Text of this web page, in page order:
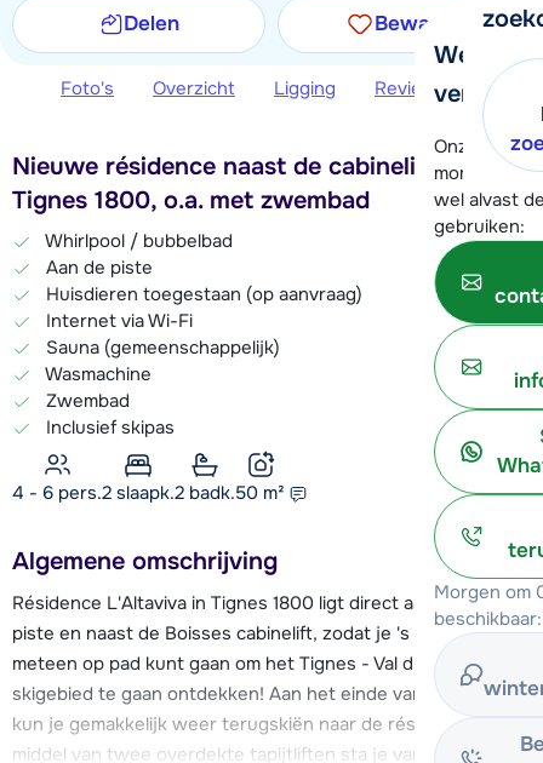
We
verder!
Onze
moment
wel alvast
gebruiken:
Morgen om
beschikbaar:
Delen Bewaren
Foto's Overzicht Ligging Reviews
Nieuwe résidence naast de cabinelift in
Tignes 1800, o.a. met zwembad
Whirlpool / bubbelbad
Aan de piste
Huisdieren toegestaan (op aanvraag)
Internet via Wi-Fi
Sauna (gemeenschappelijk)
Wasmachine
Zwembad
Inclusief skipas
4 - 6 pers.2 slaapk.2 badk.50 m²
Algemene omschrijving
Résidence L'Altaviva in Tignes 1800 ligt direct aan de blauwe
piste en naast de Boisses cabinelift, zodat je 's ochtends
meteen op pad kunt gaan om het Tignes - Val d'Isère
skigebied te gaan ontdekken! Aan het einde van je skidag
kun je gemakkelijk weer terugskiën naar de résidence. Door
middel van twee overdekte tapijtliften sta je vanaf de